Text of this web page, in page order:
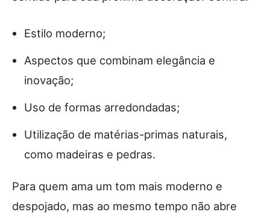
Estilo moderno;
Aspectos que combinam elegância e
inovação;
Uso de formas arredondadas;
Utilização de matérias-primas naturais,
como madeiras e pedras.
Para quem ama um tom mais moderno e
despojado, mas ao mesmo tempo não abre